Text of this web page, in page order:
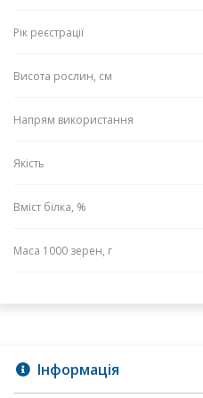
Рік реєстрації
Висота рослин, см
Напрям використання
Якість
Вміст білка, %
Маса 1000 зерен, г
Інформація